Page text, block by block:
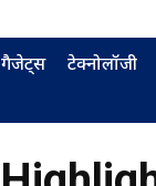
गैजेट्स टेक्नोलॉजी